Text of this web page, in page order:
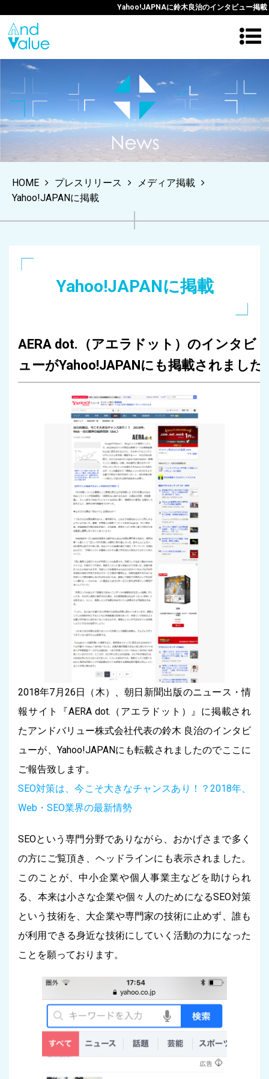
Yahoo!JAPNAに鈴木良治のインタビュー掲載
HOME プレスリリース
メディア掲載
Yahoo!JAPANに掲載
Yahoo!JAPANに掲載
AERA dot.（アエラドット）のインタビ
ューがYahoo!JAPANにも掲載されました
2018年7月26日（木）、朝日新聞出版のニュース・情
報サイト『AERA dot.（アエラドット）』に掲載され
たアンドバリュー株式会社代表の鈴木 良治のインタビ
ューが、Yahoo!JAPANにも転載されましたのでここに
ご報告致します。
SEO対策は、今こそ大きなチャンスあり！？2018年、
Web・SEO業界の最新情勢
SEOという専門分野でありながら、おかげさまで多く
の方にご覧頂き、ヘッドラインにも表示されました。
このことが、中小企業や個人事業主などを助けられ
る、本来は小さな企業や個々人のためになるSEO対策
という技術を、大企業や専門家の技術に止めず、誰も
が利用できる身近な技術にしていく活動の力になった
ことを願っております。